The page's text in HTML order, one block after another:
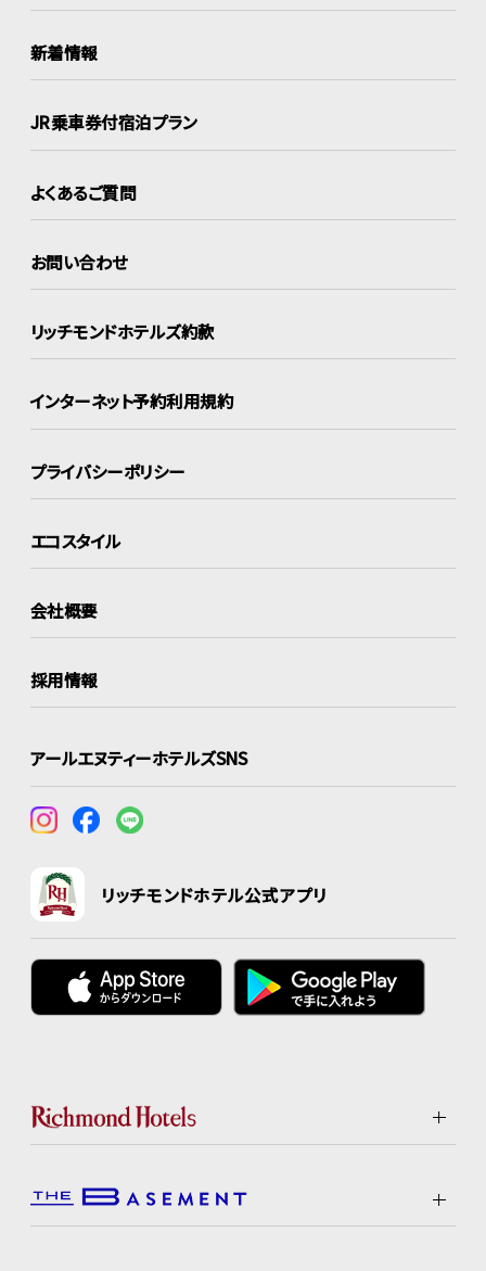
新着情報
JR乗車券付宿泊プラン
よくあるご質問
お問い合わせ
リッチモンドホテルズ約款
インターネット予約利用規約
プライバシーポリシー
エコスタイル
会社概要
採用情報
アールエヌティーホテルズSNS
リッチモンドホテル公式アプリ